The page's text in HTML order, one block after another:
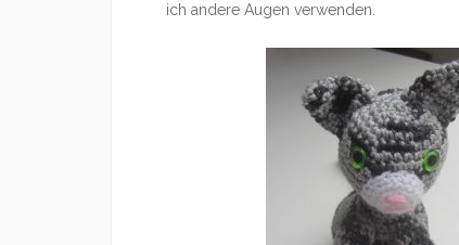
ich andere Augen verwenden.